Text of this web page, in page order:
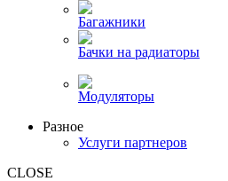
Багажники
Бачки на радиаторы
Модуляторы
Разное
Услуги партнеров
CLOSE